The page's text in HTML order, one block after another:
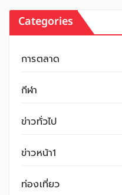
Categories
การตลาด
กีฬา
ข่าวทั่วไป
ข่าวหน้า1
ท่องเที่ยว